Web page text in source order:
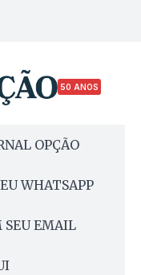
50 ANOS
OPÇÃO
WHATSAPP
SEU EMAIL